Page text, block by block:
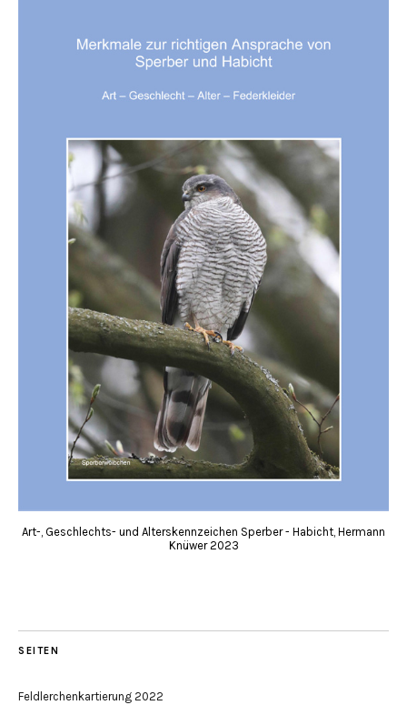
Art-, Geschlechts- und Alterskennzeichen Sperber - Habicht, Hermann
Knüwer 2023
SEITEN
Feldlerchenkartierung 2022